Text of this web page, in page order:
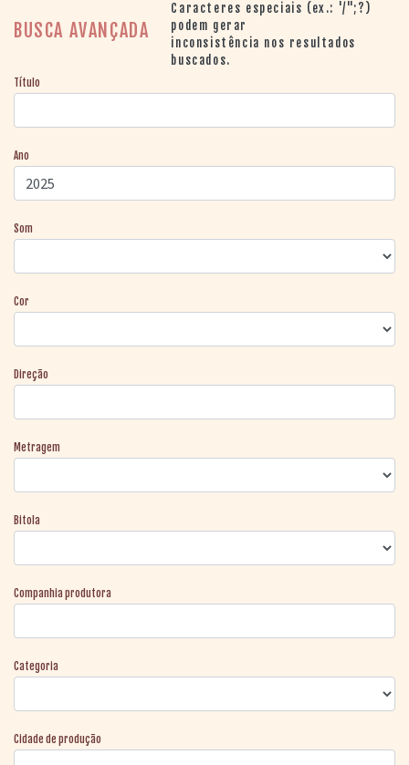
> ARQUIVO
> FILMOGRAFIAS DE
> DISCOGRAFIAS
LOCALIZAÇÃO
BUSCA AVANÇADA
Caracteres especiais (ex.: '/";?)
podem gerar
inconsistência nos resultados
buscados.
Título
Ano
Som
Cor
Direção
Metragem
Bitola
Companhia produtora
Categoria
Cidade de produção